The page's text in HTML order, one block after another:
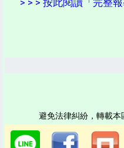
避免法律糾紛，轉載本